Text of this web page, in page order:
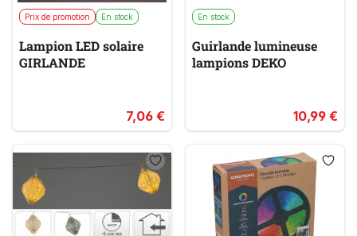
Prix de promotion En stock
Lampion LED solaire
GIRLANDE
7,06 €
En stock
Guirlande lumineuse
lampions DEKO
10,99 €